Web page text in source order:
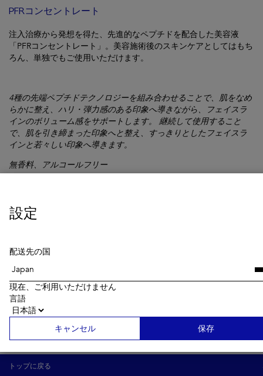
PFRコンセントレート
注入治療から発想を得た、先進的なペプチドを配合した美容液
「PFRコンセントレート」。美容施術後のスキンケアとしてはもち
ろん、単独でもご使用いただけます。
4種の先端ペプチドテクノロジーを組み合わせることで、肌をなめ
らかに整え、ハリ・弾力感のある印象へ導きながら、フェイスラ
インのボリューム感をサポートします。 継続して使用すること
で、肌を引き締まった印象へと整え、すっきりとしたフェイスラ
インと若々しい印象へ導きます。
無香料、アルコールフリー
主な成分
トップに戻る
設定
配送先の国
現在、ご利用いただけません
言語
キャンセル 保存